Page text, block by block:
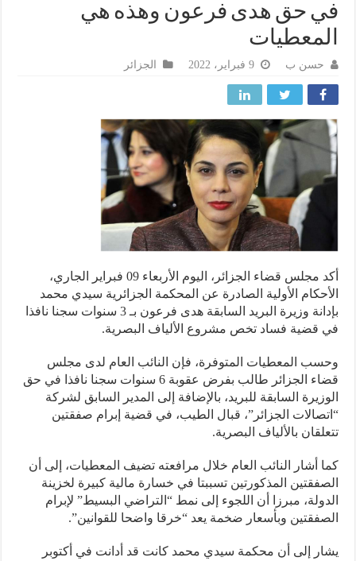
حق هدى فرعون وهذه هي
حسن ب الجزائر
أكد مجلس قضاء الجزائر، اليوم الأربعاء 09 فبراير الجاري،
الأولية الصادرة عن المحكمة الجزائرية سيدي محمد
بإدانة وزيرة البريد السابقة هدى فرعون بـ 3 سنوات سجنا نافذا
قضية فساد تخص مشروع الألياف البصرية.
المعطيات المتوفرة، فإن النائب العام لدى مجلس
قضاء الجزائر طالب بفرض عقوبة 6 سنوات سجنا نافذا في حق
السابقة للبريد، بالإضافة إلى المدير السابق لشركة
الجزائر”، قبال الطيب، في قضية إبرام صفقتين
بالألياف البصرية.
أشار النائب العام خلال مرافعته تضيف المعطيات، إلى أن
المذكورتين تسببتا في خسارة مالية كبيرة لخزينة
مبرزا أن اللجوء إلى نمط “التراضي البسيط” لإبرام
وبأسعار ضخمة يعد “خرقا واضحا للقوانين”.
إلى أن محكمة سيدي محمد كانت قد أدانت في أكتوبر